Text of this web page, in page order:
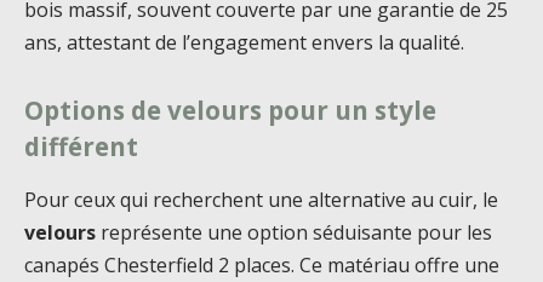
bois massif, souvent couverte par une garantie de 25
ans, attestant de l’engagement envers la qualité.
Options de velours pour un style
différent
Pour ceux qui recherchent une alternative au cuir, le
velours représente une option séduisante pour les
canapés Chesterfield 2 places. Ce matériau offre une